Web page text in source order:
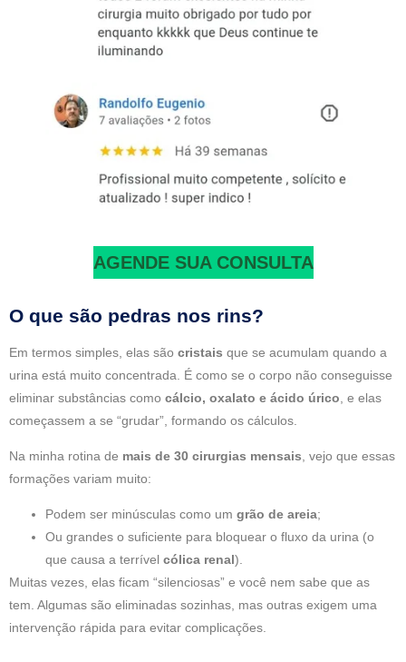
AGENDE SUA CONSULTA
O que são pedras nos rins?
Em termos simples, elas são cristais que se acumulam quando a
urina está muito concentrada. É como se o corpo não conseguisse
eliminar substâncias como cálcio, oxalato e ácido úrico , e elas
começassem a se “grudar”, formando os cálculos.
Na minha rotina de mais de 30 cirurgias mensais , vejo que essas
formações variam muito:
Podem ser minúsculas como um grão de areia;
Ou grandes o suficiente para bloquear o fluxo da urina (o
que causa a terrível cólica renal).
Muitas vezes, elas ficam “silenciosas” e você nem sabe que as
tem. Algumas são eliminadas sozinhas, mas outras exigem uma
intervenção rápida para evitar complicações.